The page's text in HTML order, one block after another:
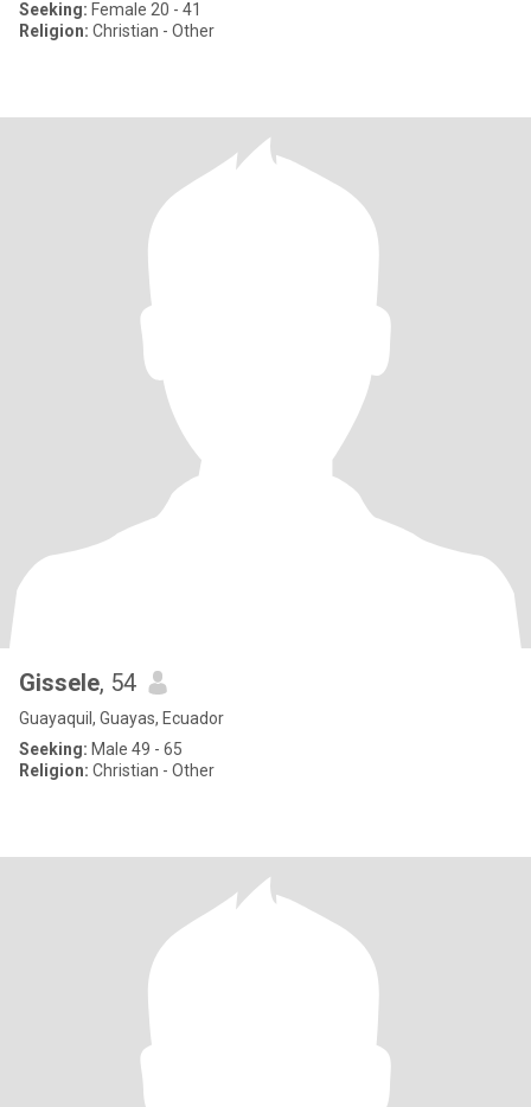
Seeking: Female 20 - 41
Religion: Christian - Other
Gissele, 54
Guayaquil, Guayas, Ecuador
Seeking: Male 49 - 65
Religion: Christian - Other